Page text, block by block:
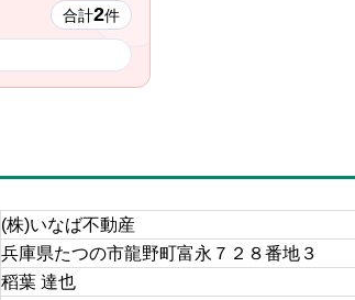
合計2件
(株)いなば不動産
兵庫県たつの市龍野町富永７２８番地３
稻葉 達也